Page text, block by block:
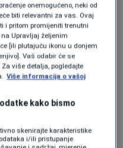
Dragan Sojic is
“the criminal
of man and
with the
of
onemogućeno, neki od
biti relevantni za vas. Ovaj
i pritom promijeniti trenutni
Upravljaj željenim
[ili plutajuću ikonu u donjem
Vaš odabir će se
više detalja, pogledajte
Više informacija o vašoj
kako bismo
skenirajte karakteristike
i/ili pristupanje